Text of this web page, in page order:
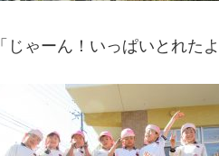
「じゃーん！いっぱいとれた